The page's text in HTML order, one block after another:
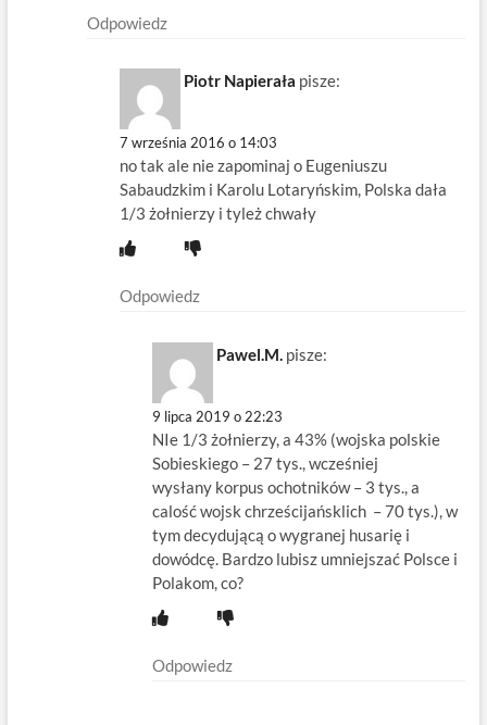
Odpowiedz
Piotr Napierała pisze:
7 września 2016 o 14:03
no tak ale nie zapominaj o Eugeniuszu
Sabaudzkim i Karolu Lotaryńskim, Polska dała
1/3 żołnierzy i tyleż chwały
Odpowiedz
Pawel.M. pisze:
9 lipca 2019 o 22:23
NIe 1/3 żołnierzy, a 43% (wojska polskie
Sobieskiego – 27 tys., wcześniej
wysłany korpus ochotników – 3 tys., a
calość wojsk chrześcijańsklich – 70 tys.), w
tym decydującą o wygranej husarię i
dowódcę. Bardzo lubisz umniejszać Polsce i
Polakom, co?
Odpowiedz